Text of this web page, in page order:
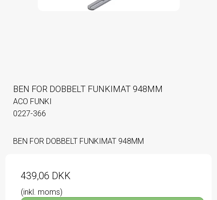
BEN FOR DOBBELT FUNKIMAT 948MM
ACO FUNKI
0227-366
BEN FOR DOBBELT FUNKIMAT 948MM
439,06 DKK
(inkl. moms)